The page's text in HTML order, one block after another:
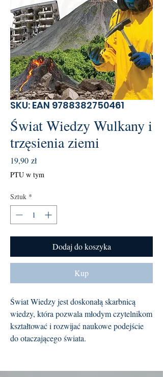
SKU: EAN 9788382750461
Świat Wiedzy Wulkany i
trzęsienia ziemi
19,90 złCena
PTU w tym
Sztuk *
Dodaj do koszyka
Kup
Świat Wiedzy jest doskonałą skarbnicą
wiedzy, która pozwala młodym czytelnikom
kształtować i rozwijać naukowe podejście
do otaczającego świata.